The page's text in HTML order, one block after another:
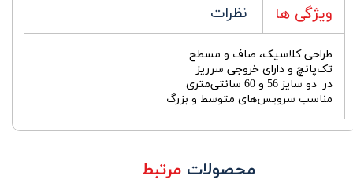
ویژگی ها نظرات
طراحی کلاسیک، صاف و مسطح
تک‌پانچ و دارای خروجی سرریز
در دو سایز 56 و 60 سانتی‌متری
مناسب سرویس‌های متوسط و بزرگ
محصولات مرتبط